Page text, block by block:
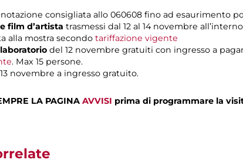
consigliata allo 060608 fino ad esaurimento
film d’artista trasmessi dal 12 al 14 novembre
alla mostra secondo tariffazione vigente
del 12 novembre gratuiti con ingresso a
. Max 15 persone.
novembre a ingresso gratuito.
LA PAGINA AVVISI prima di programmare la